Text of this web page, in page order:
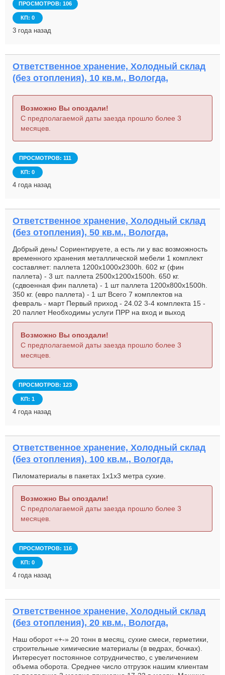
ПРОСМОТРОВ: 106
КП: 0
3 года назад
Ответственное хранение, Холодный склад
(без отопления), 10 кв.м., Вологда,
Возможно Вы опоздали!
С предполагаемой даты заезда прошло более 3
месяцев.
ПРОСМОТРОВ: 111
КП: 0
4 года назад
Ответственное хранение, Холодный склад
(без отопления), 50 кв.м., Вологда,
Добрый день! Сориентируете, а есть ли у вас возможность
временного хранения металлической мебели 1 комплект
составляет: паллета 1200х1000х2300h. 602 кг (фин
паллета) - 3 шт. паллета 2500х1200х1500h. 650 кг.
(сдвоенная фин паллета) - 1 шт паллета 1200х800х1500h.
350 кг. (евро паллета) - 1 шт Всего 7 комплектов на
февраль - март Первый приход - 24.02 3-4 комплекта 15 -
20 паллет Необходимы услуги ПРР на вход и выход
Возможно Вы опоздали!
С предполагаемой даты заезда прошло более 3
месяцев.
ПРОСМОТРОВ: 123
КП: 1
4 года назад
Ответственное хранение, Холодный склад
(без отопления), 100 кв.м., Вологда,
Пиломатериалы в пакетах 1х1х3 метра сухие.
Возможно Вы опоздали!
С предполагаемой даты заезда прошло более 3
месяцев.
ПРОСМОТРОВ: 116
КП: 0
4 года назад
Ответственное хранение, Холодный склад
(без отопления), 20 кв.м., Вологда,
Наш оборот «+-» 20 тонн в месяц, сухие смеси, герметики,
строительные химические материалы (в ведрах, бочках).
Интересует постоянное сотрудничество, с увеличением
объема оборота. Среднее число отгрузок нашим клиентам